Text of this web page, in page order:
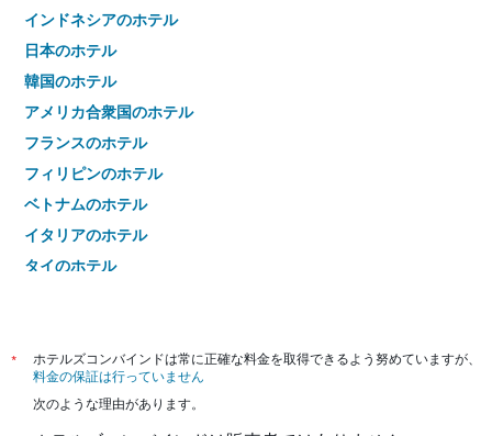
インドネシアのホテル
日本のホテル
韓国のホテル
アメリカ合衆国のホテル
フランスのホテル
フィリピンのホテル
ベトナムのホテル
イタリアのホテル
タイのホテル
*
ホテルズコンバインドは常に正確な料金を取得できるよう努めていますが、
料金の保証は行っていません
次のような理由があります。